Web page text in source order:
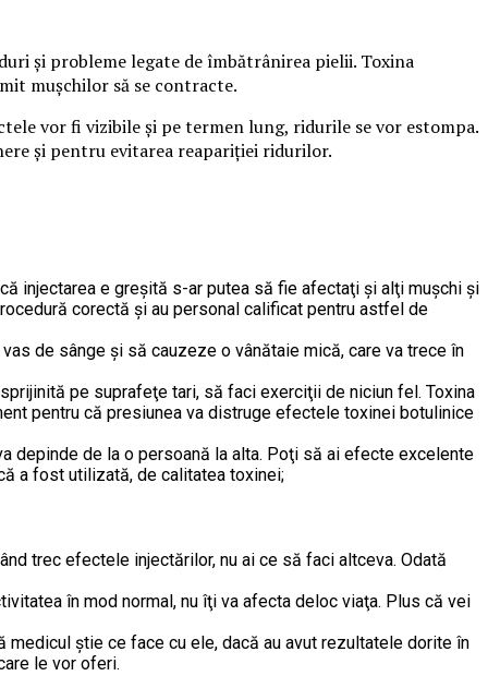
şi probleme legate de îmbătrânirea pielii. Toxina
muşchilor să se contracte.
vor fi vizibile şi pe termen lung, ridurile se vor estompa.
şi pentru evitarea reapariţiei ridurilor.
injectarea e greşită s-ar putea să fie afectaţi şi alţi muşchi şi
corectă şi au personal calificat pentru astfel de
de sânge şi să cauzeze o vânătaie mică, care va trece în
pe suprafeţe tari, să faci exerciţii de niciun fel. Toxina
pentru că presiunea va distruge efectele toxinei botulinice
depinde de la o persoană la alta. Poţi să ai efecte excelente
a fost utilizată, de calitatea toxinei;
trec efectele injectărilor, nu ai ce să faci altceva. Odată
în mod normal, nu îţi va afecta deloc viaţa. Plus că vei
ştie ce face cu ele, dacă au avut rezultatele dorite în
le vor oferi.